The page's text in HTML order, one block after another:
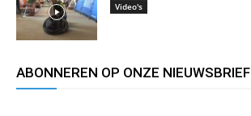
Video's
ABONNEREN OP ONZE NIEUWSBRIEF